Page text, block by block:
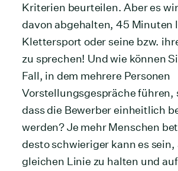
Kriterien beurteilen. Aber es
davon abgehalten, 45 Minuten
Klettersport oder seine bzw.
zu sprechen! Und wie können
Fall, in dem mehrere Personen
Vorstellungsgespräche führen,
dass die Bewerber einheitlich
werden? Je mehr Menschen
desto schwieriger kann es sein,
gleichen Linie zu halten und